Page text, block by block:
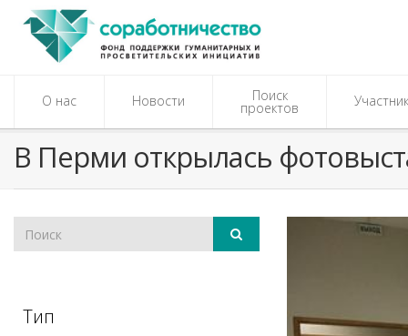
О нас Новости Поиск
проектов
В Перми открылась
Тип